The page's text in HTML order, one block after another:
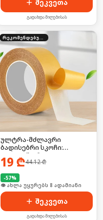
შეკვეთა
გადახდა მიღებისას
ულტრა-მძლავრი
ბადისებრი სკოჩი:
დააფიქსირე
ხალიჩებიდან დაწყებული,
დამთავრებული! 🦍💥
19 ₾44.12₾
-57%
🛒 ბოლო 24სთ-ში იყიდა 11-მა
შეკვეთა
გადახდა მიღებისას